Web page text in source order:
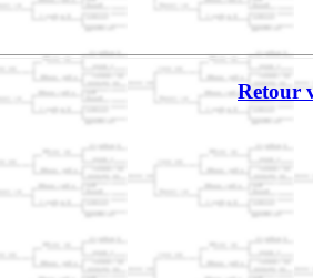
Retour